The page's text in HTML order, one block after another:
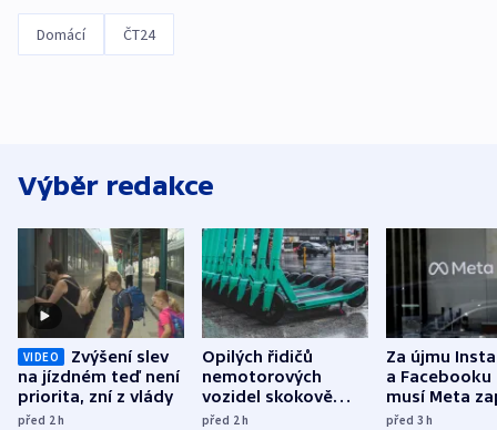
Domácí ČT24
Výběr redakce
VIDEO
Zvýšení slev
na jízdném teď není
priorita, zní z vlády
před 2h
Opilých řidičů
nemotorových
vozidel skokově
přibylo, nejvíc ve
před 2h
Za újmu
a
musí Meta
půl miliardy
před 3h